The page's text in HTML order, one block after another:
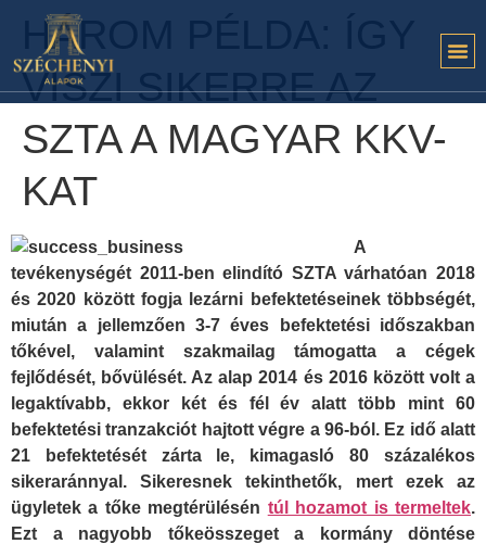
HÁROM PÉLDA: ÍGY
VISZI SIKERRE AZ
SZTA A MAGYAR KKV-
KAT
A
tevékenységét 2011-ben elindító SZTA várhatóan 2018
és 2020 között fogja lezárni befektetéseinek többségét,
miután a jellemzően 3-7 éves befektetési időszakban
tőkével, valamint szakmailag támogatta a cégek
fejlődését, bővülését. Az alap 2014 és 2016 között volt a
legaktívabb, ekkor két és fél év alatt több mint 60
befektetési tranzakciót hajtott végre a 96-ból. Ez idő alatt
21 befektetését zárta le, kimagasló 80 százalékos
sikeraránnyal. Sikeresnek tekinthetők, mert ezek az
ügyletek a tőke megtérülésén túl hozamot is termeltek.
Ezt a nagyobb tőkeösszeget a kormány döntése